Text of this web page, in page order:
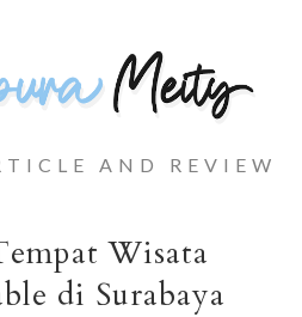
AND REVIEW
Wisata
di Surabaya